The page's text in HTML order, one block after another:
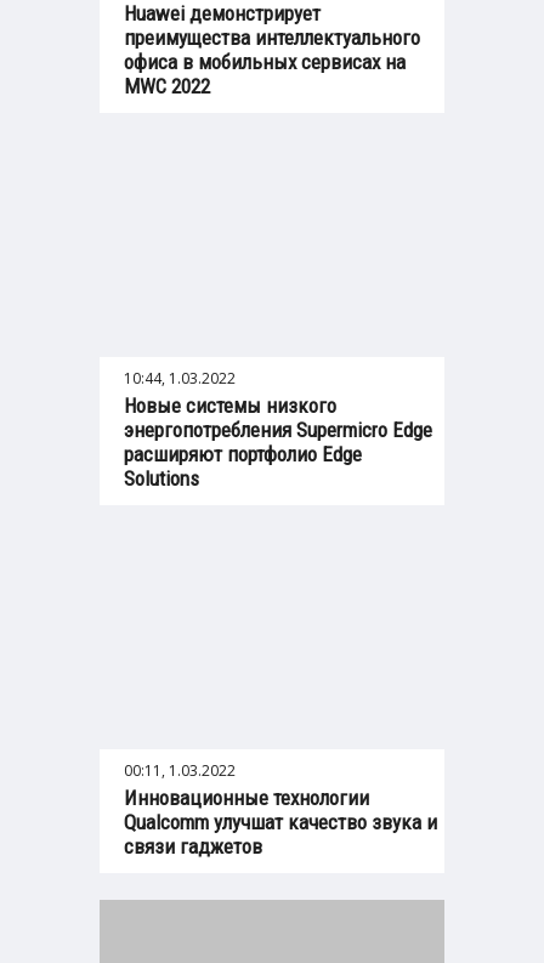
Huawei демонстрирует
преимущества интеллектуального
офиса в мобильных сервисах на
MWC 2022
10:44, 1.03.2022
Новые системы низкого
энергопотребления Supermicro Edge
расширяют портфолио Edge
Solutions
00:11, 1.03.2022
Инновационные технологии
Qualcomm улучшат качество звука и
связи гаджетов